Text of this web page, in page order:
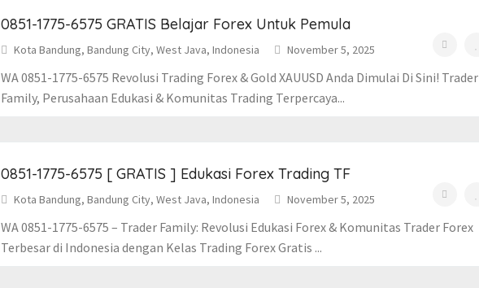
0851-1775-6575 GRATIS Belajar Forex Untuk Pemula
Kota Bandung, Bandung City, West Java, Indonesia November 5, 2025
WA 0851-1775-6575 Revolusi Trading Forex & Gold XAUUSD Anda Dimulai Di Sini! Trader
Family, Perusahaan Edukasi & Komunitas Trading Terpercaya...
0851-1775-6575 [ GRATIS ] Edukasi Forex Trading TF
Kota Bandung, Bandung City, West Java, Indonesia November 5, 2025
WA 0851-1775-6575 – Trader Family: Revolusi Edukasi Forex & Komunitas Trader Forex
Terbesar di Indonesia dengan Kelas Trading Forex Gratis ...